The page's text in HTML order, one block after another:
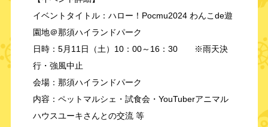
イベントタイトル：ハロー！Pocmu2024 わんこde遊
園地＠那須ハイランドパーク
日時：5月11日（土）10：00～16：30 ※雨天決
行・強風中止
会場：那須ハイランドパーク
内容：ペットマルシェ・試食会・YouTuberアニマル
ハウスユーキさんとの交流 等